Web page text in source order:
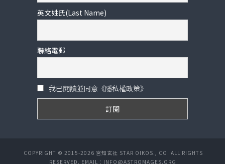
英文姓氏(Last Name)
聯絡電郵
我已閱讀並同意《隱私權政策》
COPYRIGHT © 2015-2026 宮知玄社 STAR OIKOS., CO. ALL RIGHTS
RESERVED. EMAIL：INFO@ASTROMAGES.ORG